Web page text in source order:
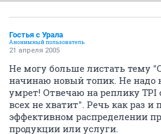
Гостья с Урала
Анонимный пользователь
21 апреля 2005
Не могу больше листать тему
начинаю новый топик. Не надо
умрет! Отвечаю на реплику TPI
всех не хватит". Речь как раз и
эффективном распределении
продукции или услуги.